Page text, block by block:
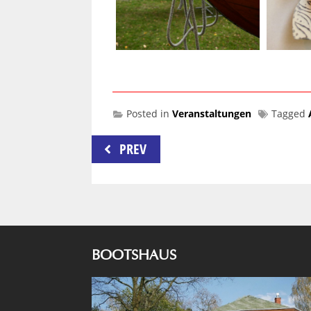
Posted in Veranstaltungen Tagged
Beitragsnavigation
PREV
BOOTSHAUS